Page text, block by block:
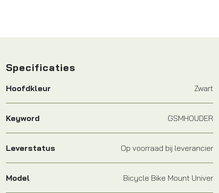
Specificaties
Hoofdkleur Zwart
Keyword GSMHOUDER
Leverstatus Op voorraad bij leverancier
Model Bicycle Bike Mount Univer